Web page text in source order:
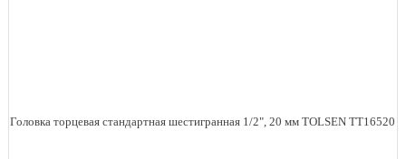
Головка торцевая стандартная шестигранная 1/2", 20 мм TOLSEN TT16520